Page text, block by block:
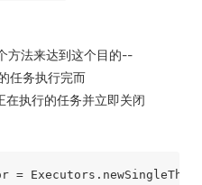
方法来达到这个目的--
任务执行完而
在执行的任务并立即关闭
=